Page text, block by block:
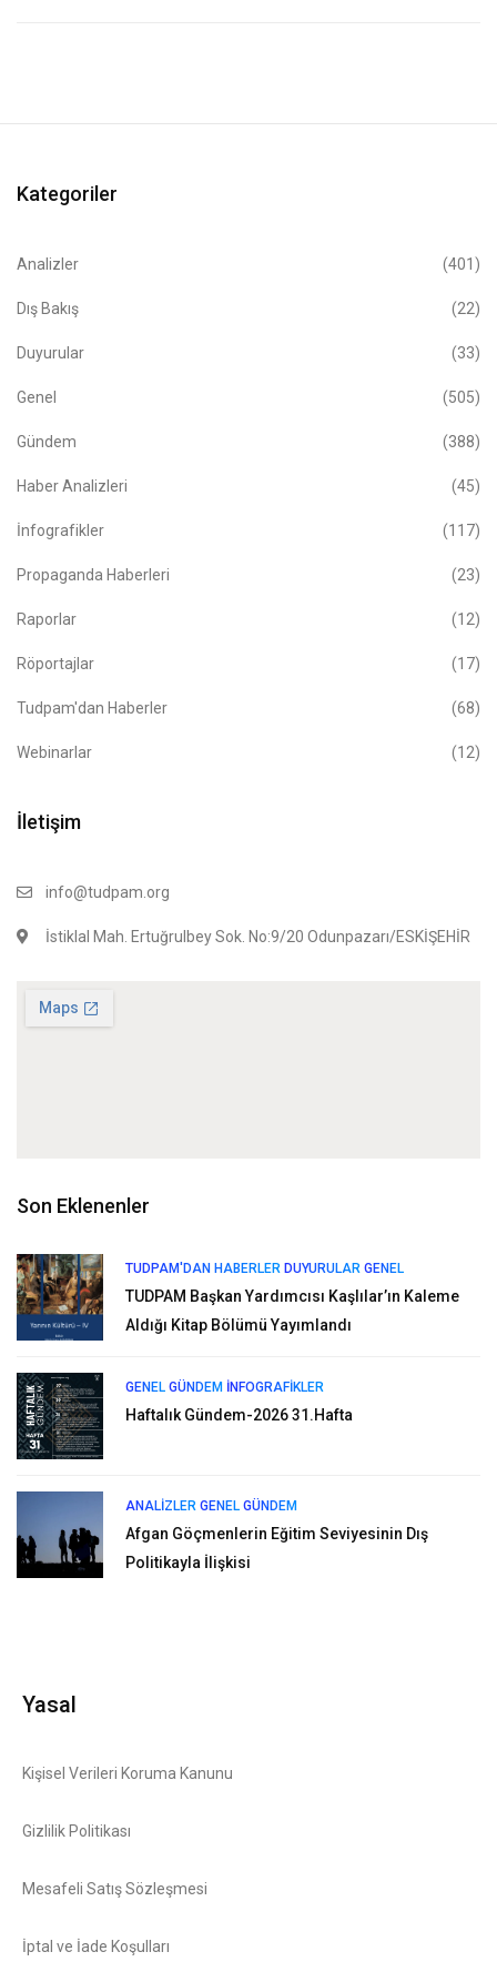
Kategoriler
Analizler (401)
Dış Bakış (22)
Duyurular (33)
Genel (505)
Gündem (388)
Haber Analizleri (45)
İnfografikler (117)
Propaganda Haberleri (23)
Raporlar (12)
Röportajlar (17)
Tudpam'dan Haberler (68)
Webinarlar (12)
İletişim
info@tudpam.org
İstiklal Mah. Ertuğrulbey Sok. No:9/20 Odunpazarı/ESKİŞEHİR
Son Eklenenler
TUDPAM'DAN HABERLER DUYURULAR GENEL
TUDPAM Başkan Yardımcısı Kaşlılar’ın Kaleme
Aldığı Kitap Bölümü Yayımlandı
GENEL GÜNDEM İNFOGRAFIKLER
Haftalık Gündem-2026 31.Hafta
ANALIZLER GENEL GÜNDEM
Afgan Göçmenlerin Eğitim Seviyesinin Dış
Politikayla İlişkisi
Yasal
Kişisel Verileri Koruma Kanunu
Gizlilik Politikası
Mesafeli Satış Sözleşmesi
İptal ve İade Koşulları